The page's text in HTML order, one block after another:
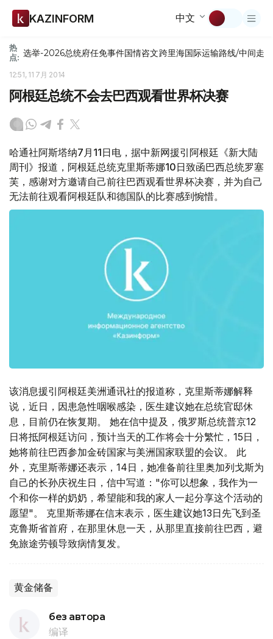
KAZINFORM 中文
热
点: 选举-2026总统府任免事件国情咨文跨里海国际运输路线/中间走廊
12:51, 11 7月 2014
阿根廷总统不会去巴西观看世界杯决赛
哈通社阿斯塔纳7月11日电，据中新网援引阿根廷《新大陆
周刊》报道，阿根廷总统克里斯蒂娜10日致函巴西总统罗塞
芙，感谢对方邀请自己前往巴西观看世界杯决赛，并为自己
无法前往观看阿根廷队和德国队的比赛感到惋惜。
该消息援引阿根廷美洲通讯社的报道称，克里斯蒂娜解释
说，近日，因患急性咽喉感染，医生建议她在总统官邸休
息，目前仍在恢复期。 她在信中提及，俄罗斯总统普京12
日将抵阿根廷访问，预计当天的工作将会十分繁忙，15日，
她将前往巴西参加金砖国家与美洲国家联盟的会议。 此
外，克里斯蒂娜还表示，14日，她准备前往里奥加列戈斯为
自己的长孙庆祝生日，信中写道："你可以想象，我作为一
个和你一样的奶奶，希望能和我的家人一起分享这个活动的
愿望"。 克里斯蒂娜在信末表示，医生建议她13日先飞到圣
克鲁斯省首府，在那里休息一天，从那里直接前往巴西，避
免旅途劳顿导致病情复发。
黄金储备
без автора
编译